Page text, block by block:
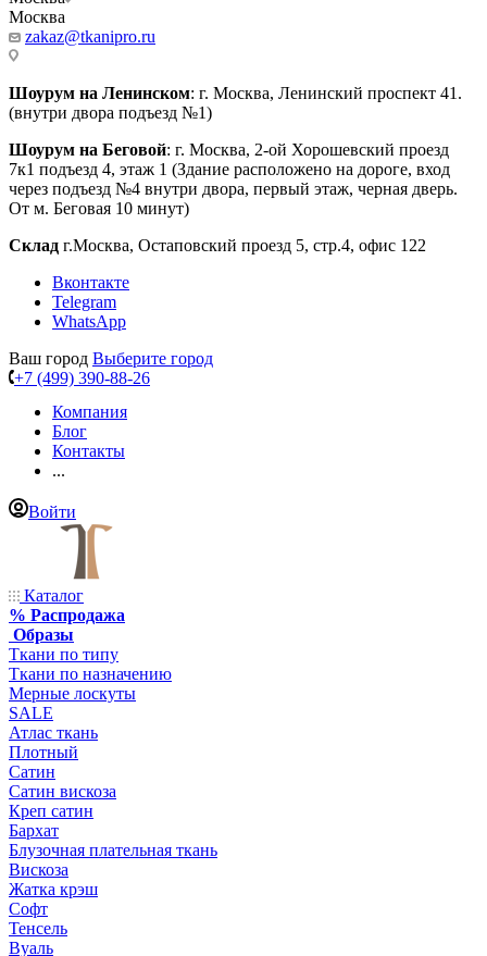
Москва
zakaz@tkanipro.ru
Шоурум на Ленинском: г. Москва, Ленинский проспект 41.
(внутри двора подъезд №1)
Шоурум на Беговой: г. Москва, 2-ой Хорошевский проезд
7к1 подъезд 4, этаж 1 (Здание расположено на дороге, вход
через подъезд №4 внутри двора, первый этаж, черная дверь.
От м. Беговая 10 минут)
Склад г.Москва, Остаповский проезд 5, стр.4, офис 122
Вконтакте
Telegram
WhatsApp
Ваш город Выберите город
+7 (499) 390-88-26
Компания
Блог
Контакты
...
Войти
Каталог
% Распродажа
Образы
Ткани по типу
Ткани по назначению
Мерные лоскуты
SALE
Атлас ткань
Плотный
Сатин
Сатин вискоза
Креп сатин
Бархат
Блузочная плательная ткань
Вискоза
Жатка крэш
Софт
Тенсель
Вуаль